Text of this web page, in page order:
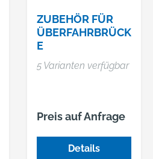
ZUBEHÖR FÜR
ÜBERFAHRBRÜCK
E
5 Varianten verfügbar
Preis auf Anfrage
Details